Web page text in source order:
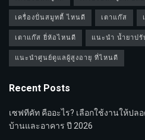
เครื่องปั่นสมูทตี้ ไหนดี
เตาแก๊ส
เตาแก๊ส ยี่ห้อไหนดี
แนะนำ น้ำยาป
แนะนำศูนย์ดูแลผู้สูงอายุ ที่ไหนดี
Recent Posts
เซฟทีคัท คืออะไร? เลือกใช้งานให้ปล
บ้านและอาคาร ปี 2026